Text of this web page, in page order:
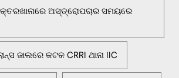
ଅସ୍ତ୍ରୋପଚାର ସମୟରେ
ଜାଲରେ କଟକ CRRI ଥାନା IIC